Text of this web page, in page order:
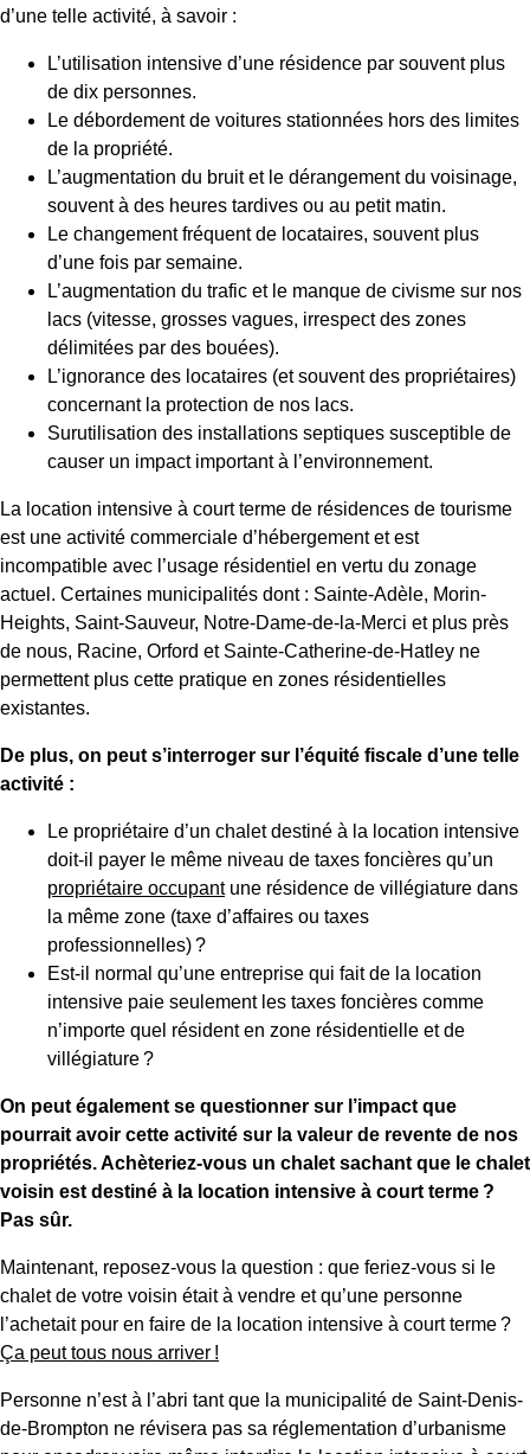
d’une telle activité, à savoir :
L’utilisation intensive d’une résidence par souvent plus
de dix personnes.
Le débordement de voitures stationnées hors des limites
de la propriété.
L’augmentation du bruit et le dérangement du voisinage,
souvent à des heures tardives ou au petit matin.
Le changement fréquent de locataires, souvent plus
d’une fois par semaine.
L’augmentation du trafic et le manque de civisme sur nos
lacs (vitesse, grosses vagues, irrespect des zones
délimitées par des bouées).
L’ignorance des locataires (et souvent des propriétaires)
concernant la protection de nos lacs.
Surutilisation des installations septiques susceptible de
causer un impact important à l’environnement.
La location intensive à court terme de résidences de tourisme
est une activité commerciale d’hébergement et est
incompatible avec l’usage résidentiel en vertu du zonage
actuel. Certaines municipalités dont : Sainte‑Adèle, Morin-
Heights, Saint-Sauveur, Notre-Dame-de-la-Merci et plus près
de nous, Racine, Orford et Sainte-Catherine-de-Hatley ne
permettent plus cette pratique en zones résidentielles
existantes.
De plus, on peut s’interroger sur l’équité fiscale d’une telle
activité :
Le propriétaire d’un chalet destiné à la location intensive
doit-il payer le même niveau de taxes foncières qu’un
propriétaire occupantune résidence de villégiature dans
la même zone (taxe d’affaires ou taxes
professionnelles) ?
Est-il normal qu’une entreprise qui fait de la location
intensive paie seulement les taxes foncières comme
n’importe quel résident en zone résidentielle et de
villégiature ?
On peut également se questionner sur l’impact que
pourrait avoir cette activité sur la valeur de revente de nos
propriétés. Achèteriez-vous un chalet sachant que le chalet
voisin est destiné à la location intensive à court terme ?
Pas sûr.
Maintenant, reposez-vous la question : que feriez-vous si le
chalet de votre voisin était à vendre et qu’une personne
l’achetait pour en faire de la location intensive à court terme ?
Ça peut tous nous arriver !
Personne n’est à l’abri tant que la municipalité de Saint-Denis-
de-Brompton ne révisera pas sa réglementation d’urbanisme